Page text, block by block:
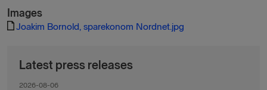
Images
Joakim Bornold, sparekonom Nordnet.jpg
Latest press releases
2026-08-06